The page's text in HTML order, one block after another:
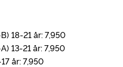
18-21 år: 7,950
13-21 år: 7,950
år: 7,950